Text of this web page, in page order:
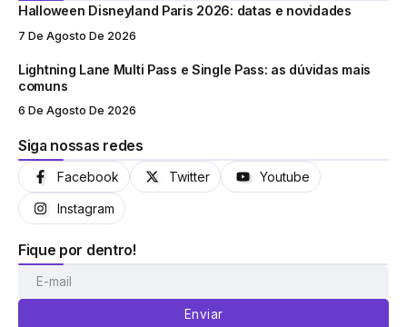
Halloween Disneyland Paris 2026: datas e novidades
7 De Agosto De 2026
Lightning Lane Multi Pass e Single Pass: as dúvidas mais
comuns
6 De Agosto De 2026
Siga nossas redes
Facebook Twitter Youtube
Instagram
Fique por dentro!
Enviar